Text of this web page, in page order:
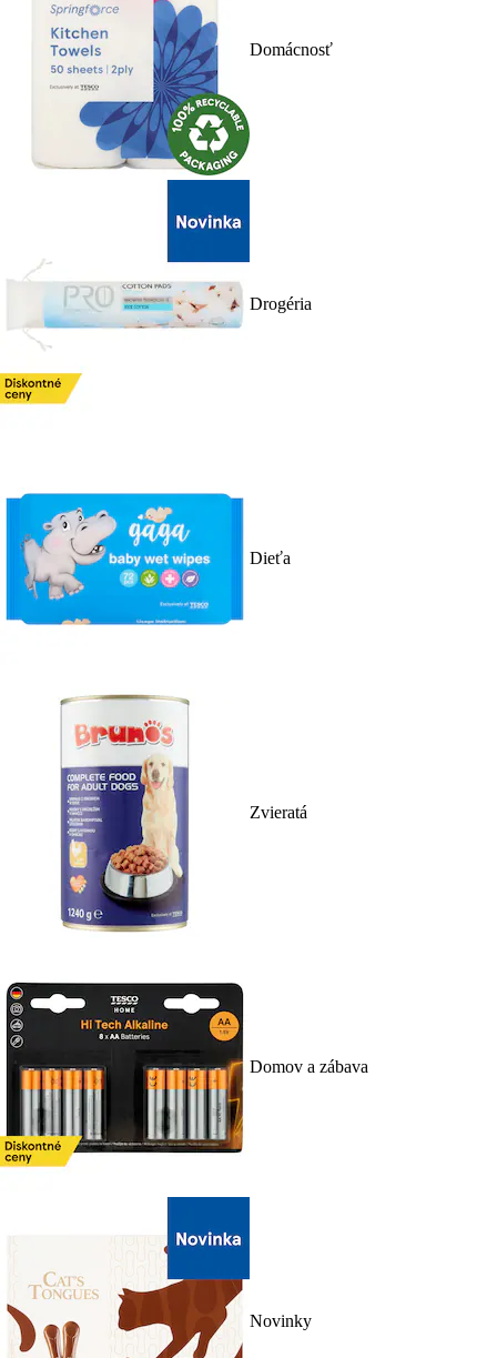
Domácnosť
Drogéria
Dieťa
Zvieratá
Domov a zábava
Novinky